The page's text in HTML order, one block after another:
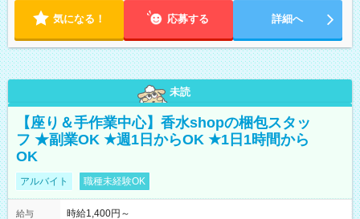
気になる！ 応募する 詳細へ
未読
【座り＆手作業中心】香水shopの梱包スタッ
フ ★副業OK ★週1日からOK ★1日1時間から
OK
アルバイト 職種未経験OK
給与
時給1,400円～